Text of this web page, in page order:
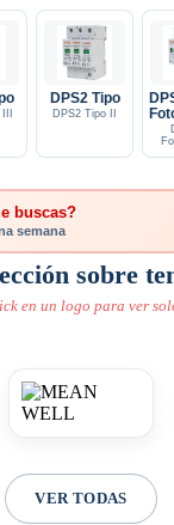
DPS2 Tipo
DPS2 Tipo II
buscas?
semana
sobre
en un logo para ver
VER TODAS